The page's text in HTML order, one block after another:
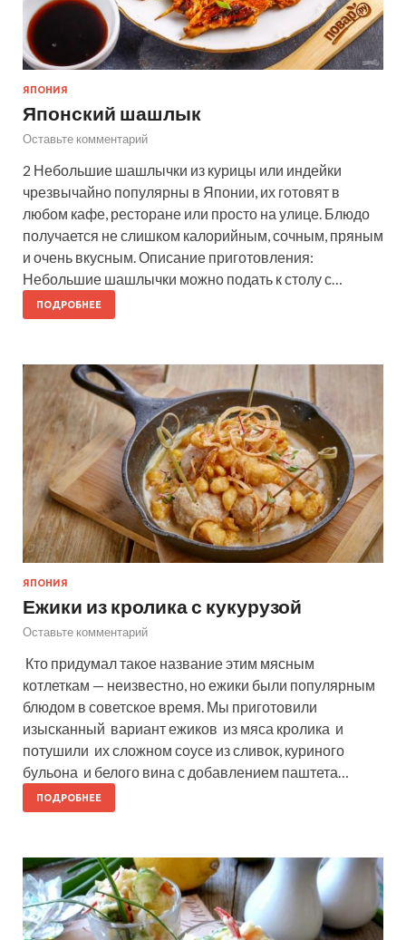
ЯПОНИЯ
Японский шашлык
Оставьте комментарий
2 Небольшие шашлычки из курицы или индейки
чрезвычайно популярны в Японии, их готовят в
любом кафе, ресторане или просто на улице. Блюдо
получается не слишком калорийным, сочным, пряным
и очень вкусным. Описание приготовления:
Небольшие шашлычки можно подать к столу с…
ПОДРОБНЕЕ
ЯПОНИЯ
Ежики из кролика с кукурузой
Оставьте комментарий
Кто придумал такое название этим мясным
котлеткам — неизвестно, но ежики были популярным
блюдом в советское время. Мы приготовили
изысканный вариант ежиков из мяса кролика и
потушили их сложном соусе из сливок, куриного
бульона и белого вина с добавлением паштета…
ПОДРОБНЕЕ